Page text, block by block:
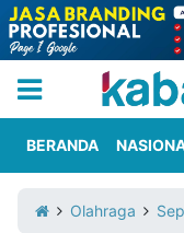
Iklan
Berita
Kami
BERANDA
Olahraga